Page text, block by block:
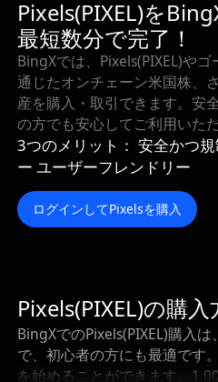
Pixels(PIXEL)を
最短数分で完了！
BingXでは、Pixels(PIXEL)やゴ
通じたオンチェーン米国株、
産を購入・取引できます。安
の方でも安心してご利用いた
3つのメリット： 安全かつ
ー ユーザーフレンドリー
ログインしてPixelsを購入
Pixels(PIXEL)の購入
BingXでのPixels(PIXEL)購入
で、初心者の方にも最適です
を始めることができます。